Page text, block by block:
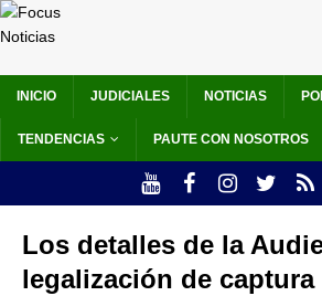
INICIO JUDICIALES NOTICIAS
TENDENCIAS PAUTE CON NOSOTROS
Los detalles de la
legalización de captura